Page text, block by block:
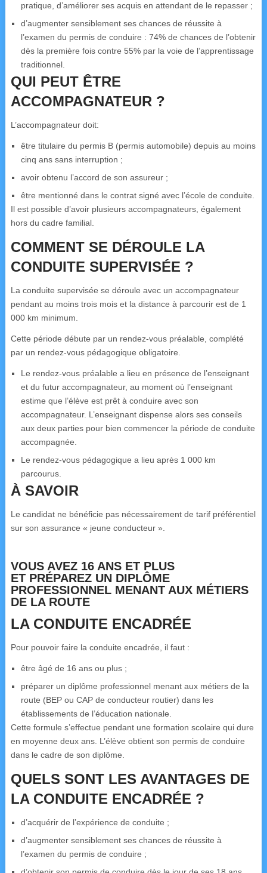
pratique, d’améliorer ses acquis en attendant de le repasser ;
d’augmenter sensiblement ses chances de réussite à
l’examen du permis de conduire : 74% de chances de l’obtenir
dès la première fois contre 55% par la voie de l’apprentissage
traditionnel.
QUI PEUT ÊTRE
ACCOMPAGNATEUR ?
L’accompagnateur doit:
être titulaire du permis B (permis automobile) depuis au moins
cinq ans sans interruption ;
avoir obtenu l’accord de son assureur ;
être mentionné dans le contrat signé avec l’école de conduite.
Il est possible d’avoir plusieurs accompagnateurs, également
hors du cadre familial.
COMMENT SE DÉROULE LA
CONDUITE SUPERVISÉE ?
La conduite supervisée se déroule avec un accompagnateur
pendant au moins trois mois et la distance à parcourir est de 1
000 km minimum.
Cette période débute par un rendez-vous préalable, complété
par un rendez-vous pédagogique obligatoire.
Le rendez-vous préalable a lieu en présence de l’enseignant
et du futur accompagnateur, au moment où l’enseignant
estime que l’élève est prêt à conduire avec son
accompagnateur. L’enseignant dispense alors ses conseils
aux deux parties pour bien commencer la période de conduite
accompagnée.
Le rendez-vous pédagogique a lieu après 1 000 km
parcourus.
À SAVOIR
Le candidat ne bénéficie pas nécessairement de tarif préférentiel
sur son assurance « jeune conducteur ».
VOUS AVEZ 16 ANS ET PLUS
ET PRÉPAREZ UN DIPLÔME
PROFESSIONNEL MENANT AUX MÉTIERS
DE LA ROUTE
LA CONDUITE ENCADRÉE
Pour pouvoir faire la conduite encadrée, il faut :
être âgé de 16 ans ou plus ;
préparer un diplôme professionnel menant aux métiers de la
route (BEP ou CAP de conducteur routier) dans les
établissements de l’éducation nationale.
Cette formule s’effectue pendant une formation scolaire qui dure
en moyenne deux ans. L’élève obtient son permis de conduire
dans le cadre de son diplôme.
QUELS SONT LES AVANTAGES DE
LA CONDUITE ENCADRÉE ?
d’acquérir de l’expérience de conduite ;
d’augmenter sensiblement ses chances de réussite à
l’examen du permis de conduire ;